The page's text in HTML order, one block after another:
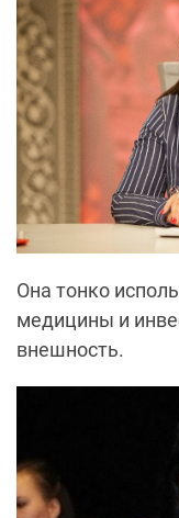
Она тонко
медицины и
внешность.